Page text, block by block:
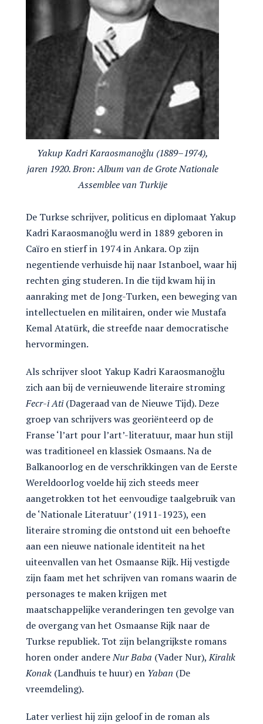
Yakup Kadri Karaosmanoğlu (1889–1974),
jaren 1920. Bron: Album van de Grote Nationale
Assemblee van Turkije
De Turkse schrijver, politicus en diplomaat Yakup
Kadri Karaosmanoğlu werd in 1889 geboren in
Caïro en stierf in 1974 in Ankara. Op zijn
negentiende verhuisde hij naar Istanboel, waar hij
rechten ging studeren. In die tijd kwam hij in
aanraking met de Jong-Turken, een beweging van
intellectuelen en militairen, onder wie Mustafa
Kemal Atatürk, die streefde naar democratische
hervormingen.
Als schrijver sloot Yakup Kadri Karaosmanoğlu
zich aan bij de vernieuwende literaire stroming
Fecr-i Ati(Dageraad van de Nieuwe Tijd). Deze
groep van schrijvers was georiënteerd op de
Franse ‘l’art pour l’art’-literatuur, maar hun stijl
was traditioneel en klassiek Osmaans. Na de
Balkanoorlog en de verschrikkingen van de Eerste
Wereldoorlog voelde hij zich steeds meer
aangetrokken tot het eenvoudige taalgebruik van
de ‘Nationale Literatuur’ (1911-1923), een
literaire stroming die ontstond uit een behoefte
aan een nieuwe nationale identiteit na het
uiteenvallen van het Osmaanse Rijk. Hij vestigde
zijn faam met het schrijven van romans waarin de
personages te maken krijgen met
maatschappelijke veranderingen ten gevolge van
de overgang van het Osmaanse Rijk naar de
Turkse republiek. Tot zijn belangrijkste romans
horen onder andereNur Baba (Vader Nur),Kiralık
Konak (Landhuis te huur) en Yaban (De
vreemdeling).
Later verliest hij zijn geloof in de roman als